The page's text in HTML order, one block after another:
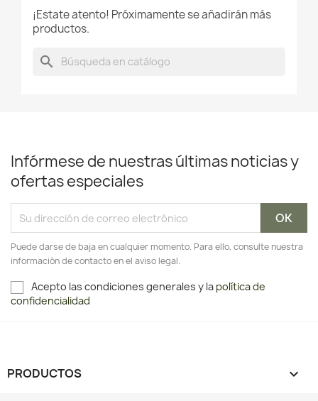
¡Estate atento! Próximamente se añadirán más
productos.
search
Infórmese de nuestras últimas noticias y
ofertas especiales
Puede darse de baja en cualquier momento. Para ello, consulte nuestra
información de contacto en el aviso legal.
Acepto las condiciones generales y la política de
confidencialidad
PRODUCTOS 